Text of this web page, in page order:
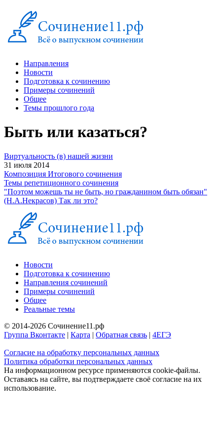
Направления
Новости
Подготовка к сочинению
Примеры сочинений
Общее
Темы прошлого года
Быть или казаться?
Виртуальность (в) нашей жизни
31 июля 2014
Композиция Итогового сочинения
Темы репетиционного сочинения
"Поэтом можешь ты не быть, но гражданином быть обязан"
(Н.А.Некрасов) Так ли это?
Новости
Подготовка к сочинению
Направления сочинений
Примеры сочинений
Общее
Реальные темы
© 2014-2026 Сочинение11.рф
Группа Вконтакте | Карта | Обратная связь | 4ЕГЭ
Согласие на обработку персональных данных
Политика обработки персональных данных
На информационном ресурсе применяются cookie-файлы.
Оставаясь на сайте, вы подтверждаете своё согласие на их
использование.